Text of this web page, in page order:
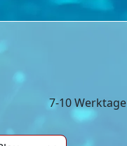
7-10 Werktage